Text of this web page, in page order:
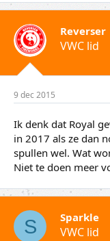
Reverser
VWC lid
9 dec 2015
Ik denk dat Royal
in 2017 als ze dan
spullen wel. Wat
Niet te doen meer
S Sparkle
VWC lid